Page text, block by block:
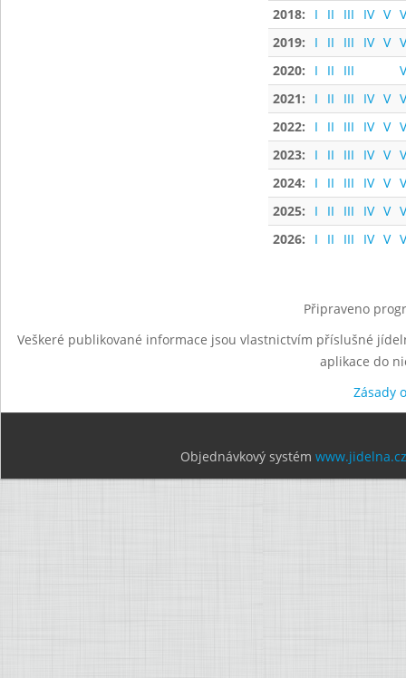
2018:
I II III IV V
2019:
I II III IV V
2020:
I II III
2021:
I II III IV V
2022:
I II III IV V
2023:
I II III IV V
2024:
I II III IV V
2025:
I II III IV V
2026:
I II III IV V
Připraveno
Veškeré publikované informace jsou vlastnictvím příslušné
aplikace do
Zásady
Objednávkový systém www.jidelna.cz